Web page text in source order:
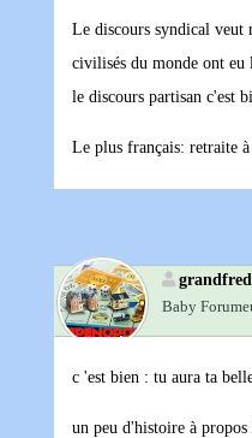
Le discours syndical veut
civilisés du monde ont eu
le discours partisan c'est
Le plus français: retraite
grandfred
Baby
c 'est bien : tu aura ta
un peu d'histoire à